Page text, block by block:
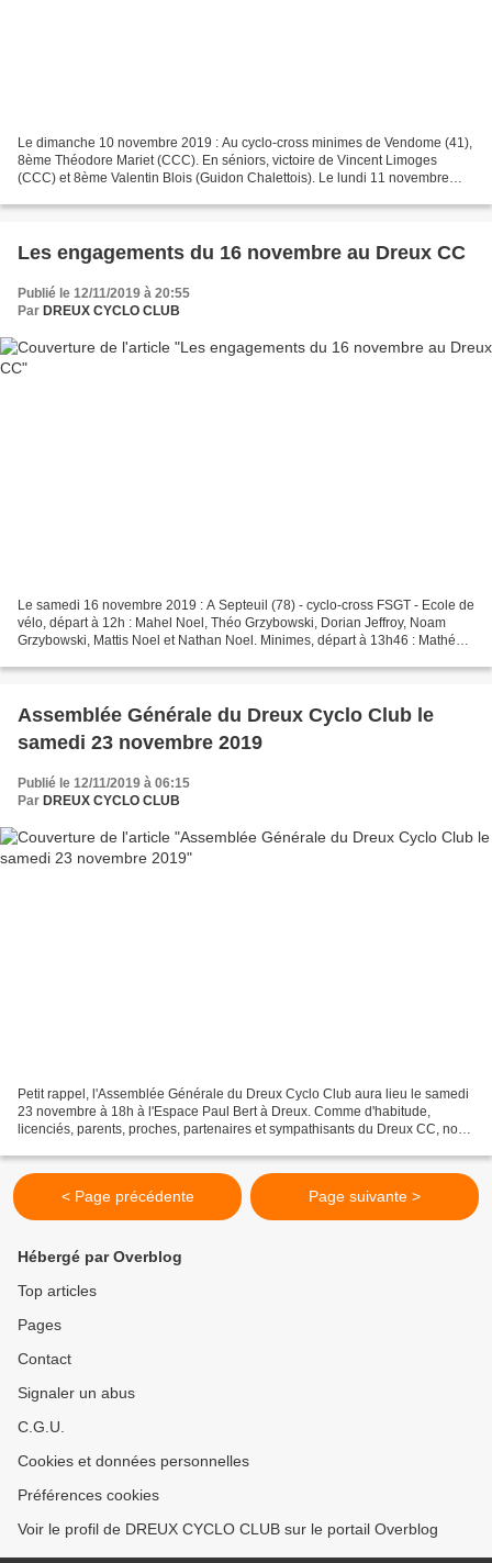
Le dimanche 10 novembre 2019 : Au cyclo-cross minimes de Vendome (41),
8ème Théodore Mariet (CCC). En séniors, victoire de Vincent Limoges
(CCC) et 8ème Valentin Blois (Guidon Chalettois). Le lundi 11 novembre
Les engagements du 16 novembre au Dreux CC
Publié le 12/11/2019 à 20:55
Par DREUX CYCLO CLUB
Le samedi 16 novembre 2019 : A Septeuil (78) - cyclo-cross FSGT - Ecole de
vélo, départ à 12h : Mahel Noel, Théo Grzybowski, Dorian Jeffroy, Noam
Grzybowski, Mattis Noel et Nathan Noel. Minimes, départ à 13h46 : Mathéo
Assemblée Générale du Dreux Cyclo Club le
samedi 23 novembre 2019
Publié le 12/11/2019 à 06:15
Par DREUX CYCLO CLUB
Petit rappel, l'Assemblée Générale du Dreux Cyclo Club aura lieu le samedi
23 novembre à 18h à l'Espace Paul Bert à Dreux. Comme d'habitude,
licenciés, parents, proches, partenaires et sympathisants du Dreux CC, nous
< Page précédente Page suivante >
Hébergé par Overblog
Top articles
Pages
Contact
Signaler un abus
C.G.U.
Cookies et données personnelles
Préférences cookies
Voir le profil de DREUX CYCLO CLUB sur le portail Overblog